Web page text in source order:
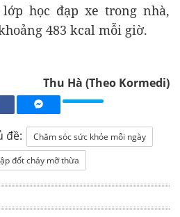
học đạp xe trong nhà,
483 kcal mỗi giờ.
Thu Hà (Theo Kormedi)
đề:
Chăm sóc sức khỏe mỗi ngày
đốt cháy mỡ thừa